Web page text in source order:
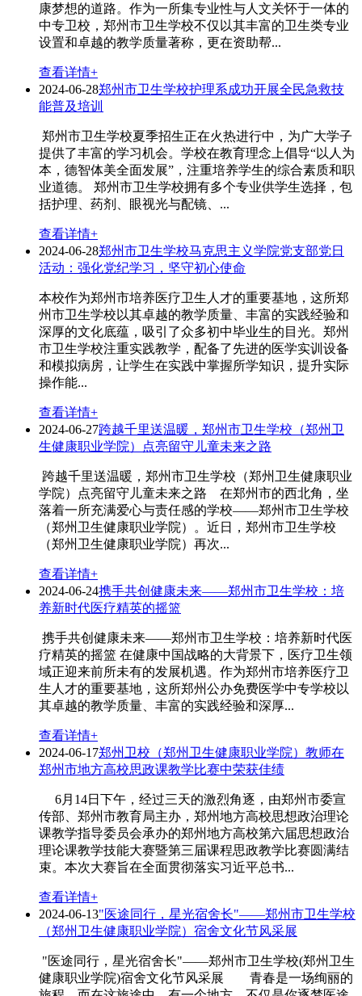
康梦想的道路。作为一所集专业性与人文关怀于一体的
中专卫校，郑州市卫生学校不仅以其丰富的卫生类专业
设置和卓越的教学质量著称，更在资助帮...
查看详情+
2024-06-28郑州市卫生学校护理系成功开展全民急救技
能普及培训
郑州市卫生学校夏季招生正在火热进行中，为广大学子
提供了丰富的学习机会。学校在教育理念上倡导“以人为
本，德智体美全面发展”，注重培养学生的综合素质和职
业道德。 郑州市卫生学校拥有多个专业供学生选择，包
括护理、药剂、眼视光与配镜、...
查看详情+
2024-06-28郑州市卫生学校马克思主义学院党支部党日
活动：强化党纪学习，坚守初心使命
本校作为郑州市培养医疗卫生人才的重要基地，这所郑
州市卫生学校以其卓越的教学质量、丰富的实践经验和
深厚的文化底蕴，吸引了众多初中毕业生的目光。郑州
市卫生学校注重实践教学，配备了先进的医学实训设备
和模拟病房，让学生在实践中掌握所学知识，提升实际
操作能...
查看详情+
2024-06-27跨越千里送温暖，郑州市卫生学校（郑州卫
生健康职业学院）点亮留守儿童未来之路
跨越千里送温暖，郑州市卫生学校（郑州卫生健康职业
学院）点亮留守儿童未来之路 在郑州市的西北角，坐
落着一所充满爱心与责任感的学校——郑州市卫生学校
（郑州卫生健康职业学院）。近日，郑州市卫生学校
（郑州卫生健康职业学院）再次...
查看详情+
2024-06-24携手共创健康未来——郑州市卫生学校：培
养新时代医疗精英的摇篮
携手共创健康未来——郑州市卫生学校：培养新时代医
疗精英的摇篮 在健康中国战略的大背景下，医疗卫生领
域正迎来前所未有的发展机遇。作为郑州市培养医疗卫
生人才的重要基地，这所郑州公办免费医学中专学校以
其卓越的教学质量、丰富的实践经验和深厚...
查看详情+
2024-06-17郑州卫校（郑州卫生健康职业学院）教师在
郑州市地方高校思政课教学比赛中荣获佳绩
6月14日下午，经过三天的激烈角逐，由郑州市委宣
传部、郑州市教育局主办，郑州地方高校思想政治理论
课教学指导委员会承办的郑州地方高校第六届思想政治
理论课教学技能大赛暨第三届课程思政教学比赛圆满结
束。本次大赛旨在全面贯彻落实习近平总书...
查看详情+
2024-06-13"医途同行，星光宿舍长"——郑州市卫生学校
（郑州卫生健康职业学院）宿舍文化节风采展
"医途同行，星光宿舍长"——郑州市卫生学校(郑州卫生
健康职业学院)宿舍文化节风采展 青春是一场绚丽的